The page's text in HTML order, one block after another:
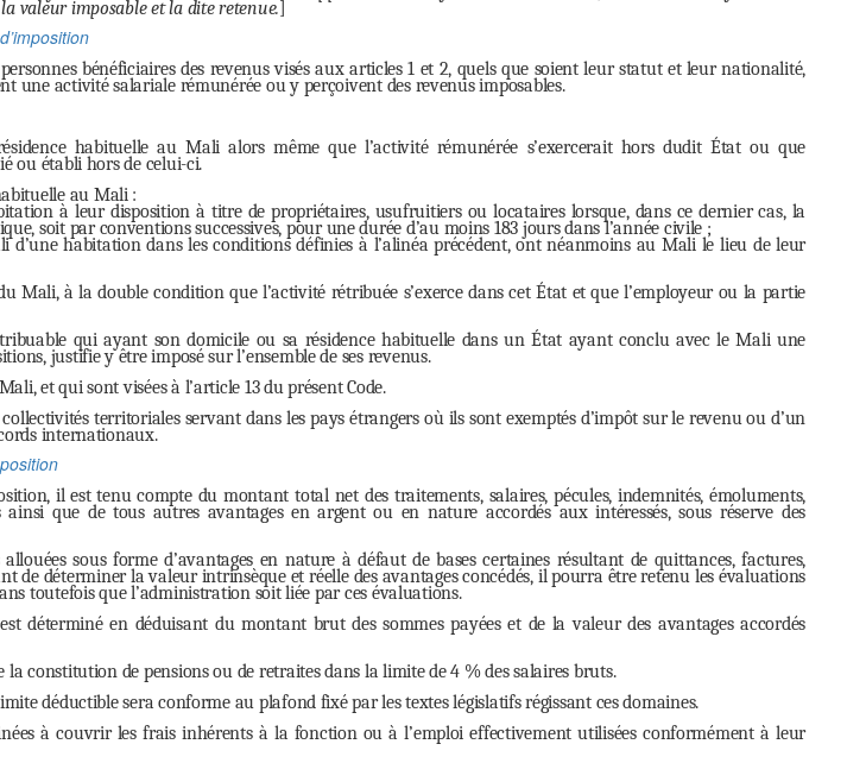
valeur imposable et la dite retenue.]
bénéficiaires des revenus visés aux articles 1 et 2, quels que soient leur statut et leur nationalité,
une activité salariale rémunérée ou y perçoivent des revenus imposables.
habituelle au Mali alors même que l’activité rémunérée s’exercerait hors dudit État ou que
ou établi hors de celui-ci.
au Mali :
à leur disposition à titre de propriétaires, usufruitiers ou locataires lorsque, dans ce dernier cas, la
soit par conventions successives, pour une durée d’au moins 183 jours dans l’année civile ;
d’une habitation dans les conditions définies à l’alinéa précédent, ont néanmoins au Mali le lieu de leur
Mali, à la double condition que l’activité rétribuée s’exerce dans cet État et que l’employeur ou la partie
qui ayant son domicile ou sa résidence habituelle dans un État ayant conclu avec le Mali une
justifie y être imposé sur l’ensemble de ses revenus.
et qui sont visées à l’article 13 du présent Code.
territoriales servant dans les pays étrangers où ils sont exemptés d’impôt sur le revenu ou d’un
internationaux.
il est tenu compte du montant total net des traitements, salaires, pécules, indemnités, émoluments,
que de tous autres avantages en argent ou en nature accordés aux intéressés, sous réserve des
sous forme d’avantages en nature à défaut de bases certaines résultant de quittances, factures,
de déterminer la valeur intrinsèque et réelle des avantages concédés, il pourra être retenu les évaluations
toutefois que l’administration soit liée par ces évaluations.
déterminé en déduisant du montant brut des sommes payées et de la valeur des avantages accordés
la constitution de pensions ou de retraites dans la limite de 4 % des salaires bruts.
déductible sera conforme au plafond fixé par les textes législatifs régissant ces domaines.
à couvrir les frais inhérents à la fonction ou à l’emploi effectivement utilisées conformément à leur